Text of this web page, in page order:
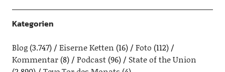
Kategorien
Blog(3.747) Eiserne Ketten (16) Foto (112)
Kommentar(8) Podcast(96)
State of the Union